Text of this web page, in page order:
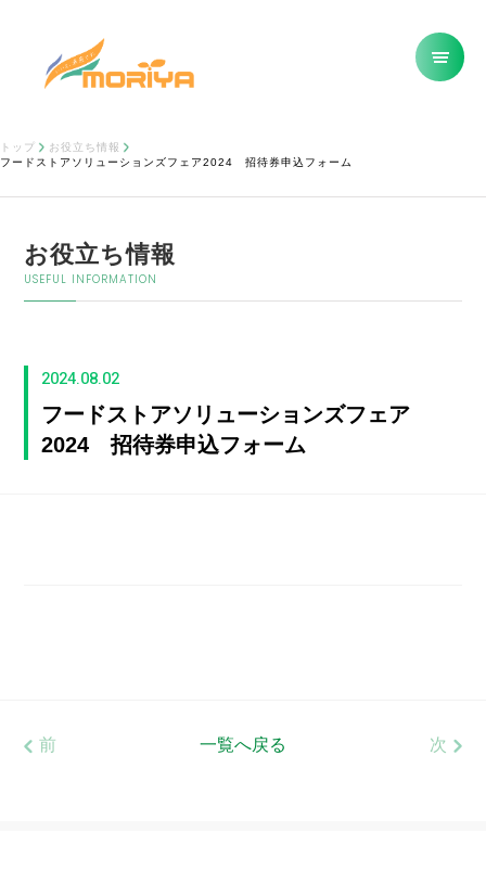
トップ
お役立ち情報
フードストアソリューションズフェア2024 招待券申込フォーム
お役立ち情報
USEFUL INFORMATION
2024.08.02
フードストアソリューションズフェア
2024 招待券申込フォーム
前 一覧へ戻る 次